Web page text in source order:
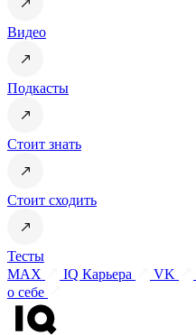
Видео
Подкасты
Стоит знать
Стоит сходить
Тесты
MAX
IQ Карьера VK
о себе